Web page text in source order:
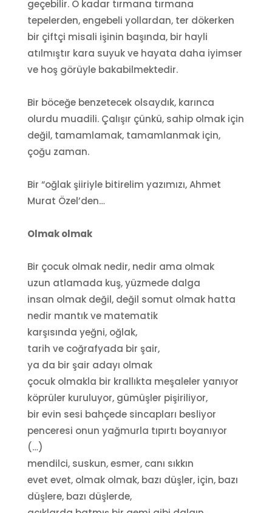
geçebilir. O kadar tırmana tırmana
tepelerden, engebeli yollardan, ter dökerken
bir çiftçi misali işinin başında, bir hayli
atılmıştır kara suyuk ve hayata daha iyimser
ve hoş görüyle bakabilmektedir.
Bir böceğe benzetecek olsaydık, karınca
olurdu muadili. Çalışır çünkü, sahip olmak için
değil, tamamlamak, tamamlanmak için,
çoğu zaman.
Bir “oğlak şiiriyle bitirelim yazımızı, Ahmet
Murat Özel’den…
Olmak olmak
Bir çocuk olmak nedir, nedir ama olmak
uzun atlamada kuş, yüzmede dalga
insan olmak değil, değil somut olmak hatta
nedir mantık ve matematik
karşısında yeğni, oğlak,
tarih ve coğrafyada bir şair,
ya da bir şair adayı olmak
çocuk olmakla bir krallıkta meşaleler yanıyor
köprüler kuruluyor, gümüşler pişiriliyor,
bir evin sesi bahçede sincapları besliyor
penceresi onun yağmurla tıpırtı boyanıyor
(…)
mendilci, suskun, esmer, canı sıkkın
evet evet, olmak olmak, bazı düşler, için, bazı
düşlere, bazı düşlerde,